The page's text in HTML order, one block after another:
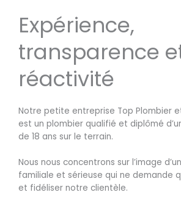
Expérience,
transparence
réactivité
Notre petite entreprise Top Plombier
est un plombier qualifié et diplômé
de 18 ans sur le terrain.
Nous nous concentrons sur l’image
familiale et sérieuse qui ne demande
et fidéliser notre clientèle.